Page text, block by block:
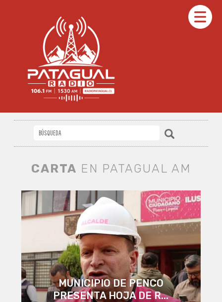
CARTA EN PATAGUAL AM
MUNICIPIO DE PENCO
PRESENTA HOJA DE R...